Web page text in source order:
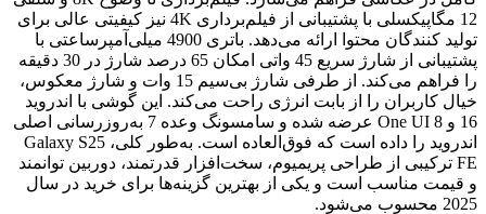
12 مگاپیکسلی با پشتیبانی از فیلم‌برداری 4K نیز کیفیتی عالی برای
تولید کنندگان محتوا ارائه می‌دهد. باتری 4900 میلی‌آمپرساعتی با
پشتیبانی از شارژ سریع 45 واتی امکان 65 درصد شارژ در 30 دقیقه
را فراهم می‌کند. از طرفی شارژ بی‌سیم 15 وات و شارژ معکوس،
خیال کاربران را از بابت انرژی راحت می‌کند. این گوشی با اندروید
16 و One UI 8 عرضه شده و سامسونگ وعده 7 به‌روزرسانی اصلی
اندروید را داده است که فوق‌العاده است. به‌طور کلی، Galaxy S25
FE ترکیبی از طراحی پریمیوم، سخت‌افزار قدرتمند، دوربین توانمند
و قیمت مناسب است و یکی از بهترین گزینه‌ها برای خرید در سال
2025 محسوب می‌شود.